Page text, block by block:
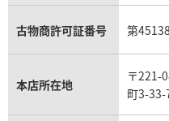
アクアマリン買取
オメガ買取
カルティエ買取
フランク ミュラー買取
リシャール・ミル買取
プラダ買取
モーブッサン買取
古物商許可証番号 第
本店所在地
〒221-
町3-33-